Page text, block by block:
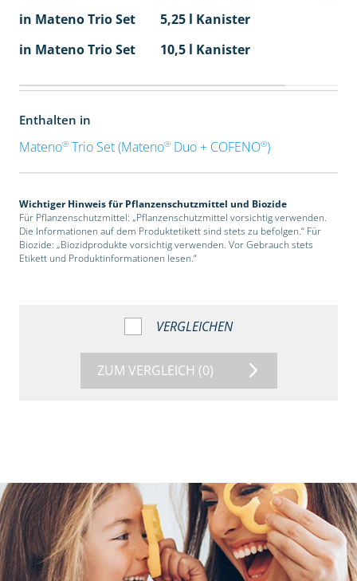
in Mateno Trio Set
5,25 l Kanister
in Mateno Trio Set
10,5 l Kanister
Enthalten in
Mateno®Trio Set (Mateno®Duo + COFENO®)
Wichtiger Hinweis für Pflanzenschutzmittel und Biozide
Für Pflanzenschutzmittel: „Pflanzenschutzmittel vorsichtig verwenden.
Die Informationen auf dem Produktetikett sind stets zu befolgen.“ Für
Biozide: „Biozidprodukte vorsichtig verwenden. Vor Gebrauch stets
Etikett und Produktinformationen lesen.“
VERGLEICHEN
ZUM VERGLEICH (0)